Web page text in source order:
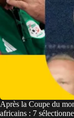
Après la Coupe du
africains : 7